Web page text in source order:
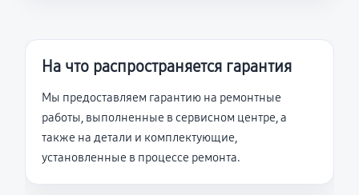
На что распространяется гарантия
Мы предоставляем гарантию на ремонтные
работы, выполненные в сервисном центре, а
также на детали и комплектующие,
установленные в процессе ремонта.